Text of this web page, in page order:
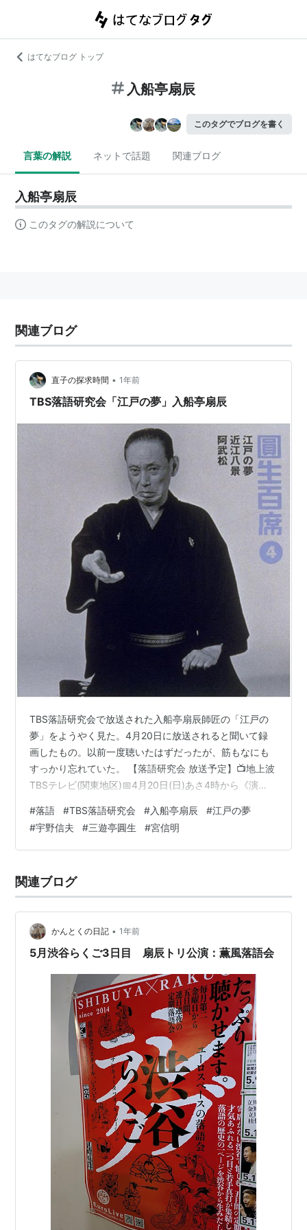
はてなブログ トップ
入船亭扇辰
このタグでブログを書く
言葉の解説 ネットで話題 関連ブログ
入船亭扇辰
このタグの解説について
関連ブログ
直子の探求時間 • 1年前
TBS落語研究会「江戸の夢」入船亭扇辰
TBS落語研究会で放送された入船亭扇辰師匠の「江戸の
夢」をようやく見た。4月20日に放送されると聞いて録
画したもの。以前一度聴いたはずだったが、筋もなにも
すっかり忘れていた。 【落語研究会 放送予定】📺地上波
TBSテレビ(関東地区)📅4月20日(日)あさ4時から《演
一席、扇辰さんの滋味に富んだ語り口でご堪能くださ
い。《解説》宮信明《聞き手》赤荻歩アナウンサー<番組
公式HP>はこちら💻https://t.co/sLHNmrxBIO
(@rakuken_tbs) 20…
#落語 #TBS落語研究会 #入船亭扇辰 #江戸の夢
#宇野信夫 #三遊亭圓生 #宮信明
関連ブログ
かんとくの日記 • 1年前
5月渋谷らくご3日目 扇辰トリ公演：薫風落語会